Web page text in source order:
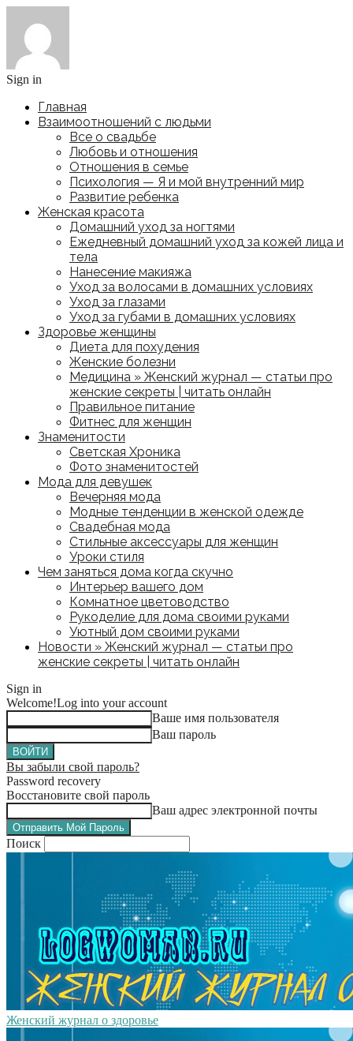
Sign in
Главная
Взаимоотношений с людьми
Все о свадьбе
Любовь и отношения
Отношения в семье
Психология — Я и мой внутренний мир
Развитие ребенка
Женская красота
Домашний уход за ногтями
Ежедневный домашний уход за кожей лица и
тела
Нанесение макияжа
Уход за волосами в домашних условиях
Уход за глазами
Уход за губами в домашних условиях
Здоровье женщины
Диета для похудения
Женские болезни
Медицина » Женский журнал — статьи про
женские секреты | читать онлайн
Правильное питание
Фитнес для женщин
Знаменитости
Светская Хроника
Фото знаменитостей
Мода для девушек
Вечерняя мода
Модные тенденции в женской одежде
Свадебная мода
Стильные аксессуары для женщин
Уроки стиля
Чем заняться дома когда скучно
Интерьер вашего дом
Комнатное цветоводство
Рукоделие для дома своими руками
Уютный дом своими руками
Новости » Женский журнал — статьи про
женские секреты | читать онлайн
Sign in
Welcome!Log into your account
Ваше имя пользователя
Ваш пароль
Вы забыли свой пароль?
Password recovery
Восстановите свой пароль
Ваш адрес электронной почты
Поиск
Женский журнал о здоровье